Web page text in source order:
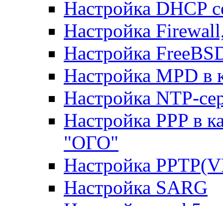
Настройка DHCP
Настройка
Настройка
Настройка MPD в
Настройка NTP-
Настройка PPP в
"ОГО"
Настройка
Настройка SARG